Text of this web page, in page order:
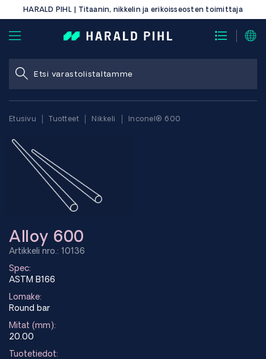
HARALD PIHL | Titaanin, nikkelin ja erikoisseosten toimittaja
Etusivu Tuotteet Nikkeli Inconel® 600
Alloy 600
Artikkeli nro.: 10136
Spec:
ASTM B166
Lomake:
Round bar
Mitat (mm):
20.00
Tuotetiedot: